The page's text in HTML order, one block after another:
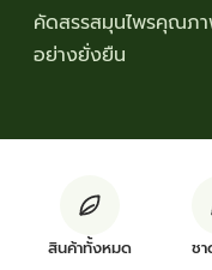
ต้นพันธุ์สมุนไพร
คัดสรรสมุนไพรคุณภ
อย่างยั่งยืน
สินค้าทั้งหมด ช